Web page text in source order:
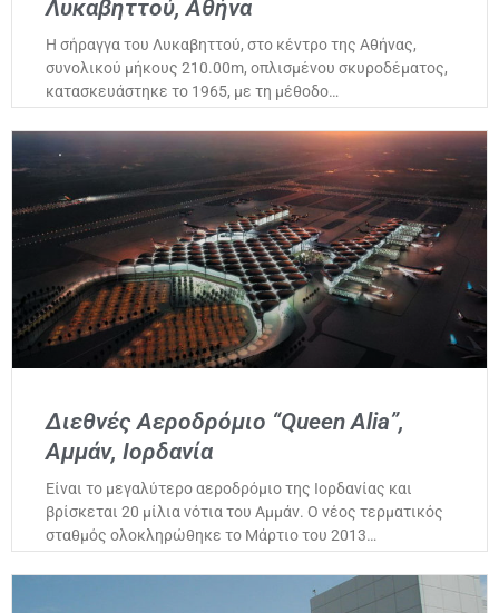
Λυκαβηττού, Αθήνα
Η σήραγγα του Λυκαβηττού, στο κέντρο της Αθήνας,
συνολικού μήκους 210.00m, οπλισμένου σκυροδέματος,
κατασκευάστηκε το 1965, με τη μέθοδο…
Διεθνές Αεροδρόμιο “Queen Alia”,
Αμμάν, Ιορδανία
Είναι το μεγαλύτερο αεροδρόμιο της Ιορδανίας και
βρίσκεται 20 μίλια νότια του Αμμάν. Ο νέος τερματικός
σταθμός ολοκληρώθηκε το Μάρτιο του 2013…